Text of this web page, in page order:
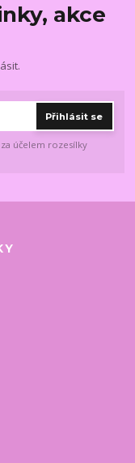
akce
Přihlásit se
za účelem rozesílky